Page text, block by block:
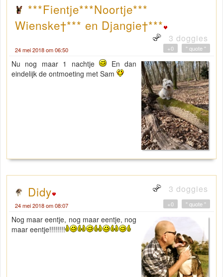
***Fientje***Noortje***
Wienske†*** en Djangie†***
3 doggies
24 mei 2018 om 06:50 " quote "
+0
Nu nog maar 1 nachtje
En dan
eindelijk de ontmoeting met Sam
Didy 3 doggies
24 mei 2018 om 08:07 " quote "
+0
Nog maar eentje, nog maar eentje, nog
maar eentje!!!!!!!!